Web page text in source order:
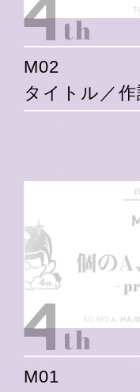
M02
タイトル／
M01